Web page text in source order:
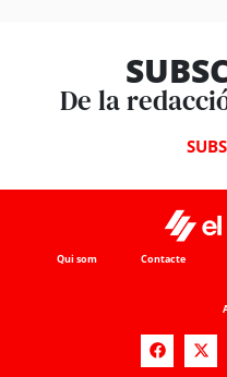
De la
Qui som Contacte